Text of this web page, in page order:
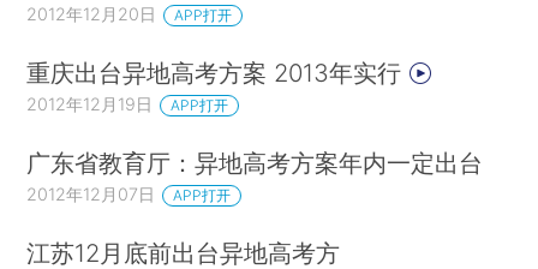
2012年12月20日 APP打开
重庆出台异地高考方案 2013年实行
2012年12月19日 APP打开
广东省教育厅：异地高考方案年内一定出台
2012年12月07日 APP打开
江苏12月底前出台异地高考方